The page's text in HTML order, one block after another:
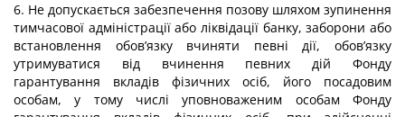
6. Не допускається забезпечення позову шляхом зупинення
тимчасової адміністрації або ліквідації банку, заборони або
встановлення обов’язку вчиняти певні дії, обов’язку
утримуватися від вчинення певних дій Фонду
гарантування вкладів фізичних осіб, його посадовим
особам, у тому числі уповноваженим особам Фонду